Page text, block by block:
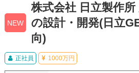
NEW
株式会社 日立製作
の設計・開発(日立
向)
正社員 1000万円